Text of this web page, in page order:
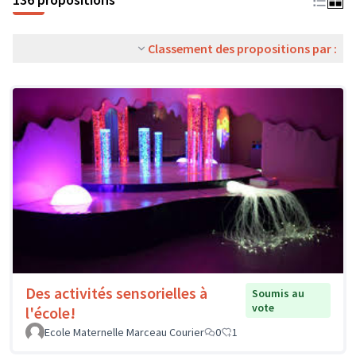
Classement des propositions par :
Des activités sensorielles à
l'école!
Soumis au
vote
Ecole Maternelle Marceau Courier
0 1